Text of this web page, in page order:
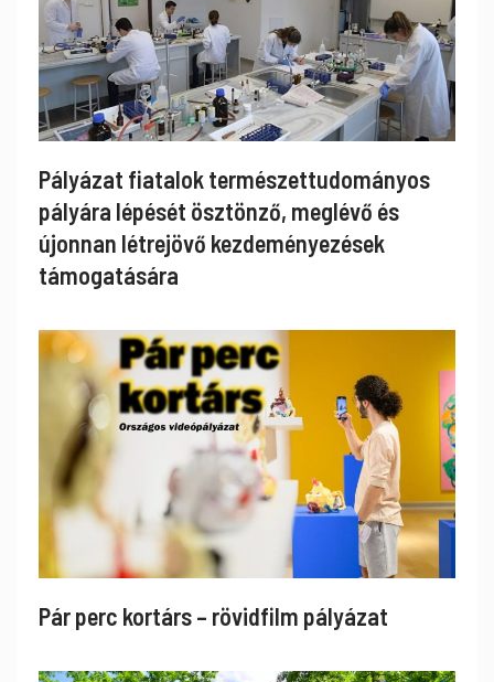
Pályázat fiatalok természettudományos
pályára lépését ösztönző, meglévő és
újonnan létrejövő kezdeményezések
támogatására
Pár perc kortárs – rövidfilm pályázat